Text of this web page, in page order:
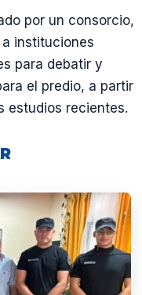
por un consorcio,
instituciones
para debatir y
el predio, a partir
estudios recientes.